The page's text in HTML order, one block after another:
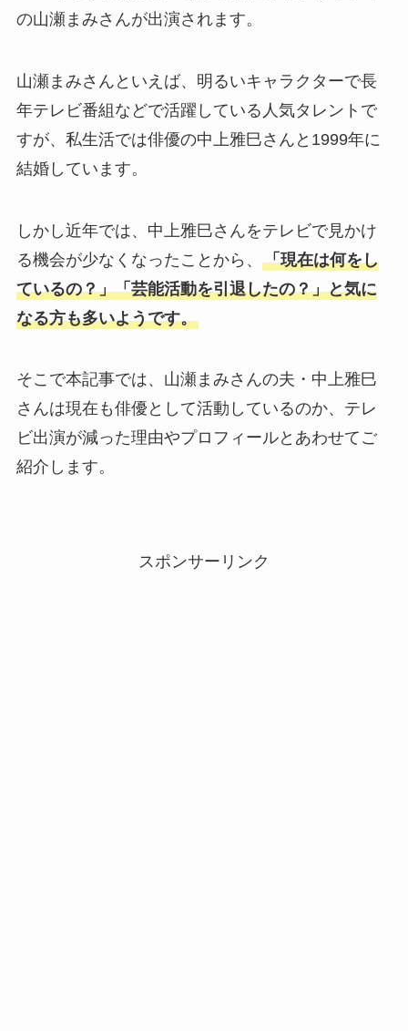
の山瀬まみさんが出演されます。
山瀬まみさんといえば、明るいキャラクターで長
年テレビ番組などで活躍している人気タレントで
すが、私生活では俳優の中上雅巳さんと1999年に
結婚しています。
しかし近年では、中上雅巳さんをテレビで見かけ
る機会が少なくなったことから、 「現在は何をし
ているの？」「芸能活動を引退したの？」と気に
なる方も多いようです。
そこで本記事では、山瀬まみさんの夫・中上雅巳
さんは現在も俳優として活動しているのか、テレ
ビ出演が減った理由やプロフィールとあわせてご
紹介します。
スポンサーリンク